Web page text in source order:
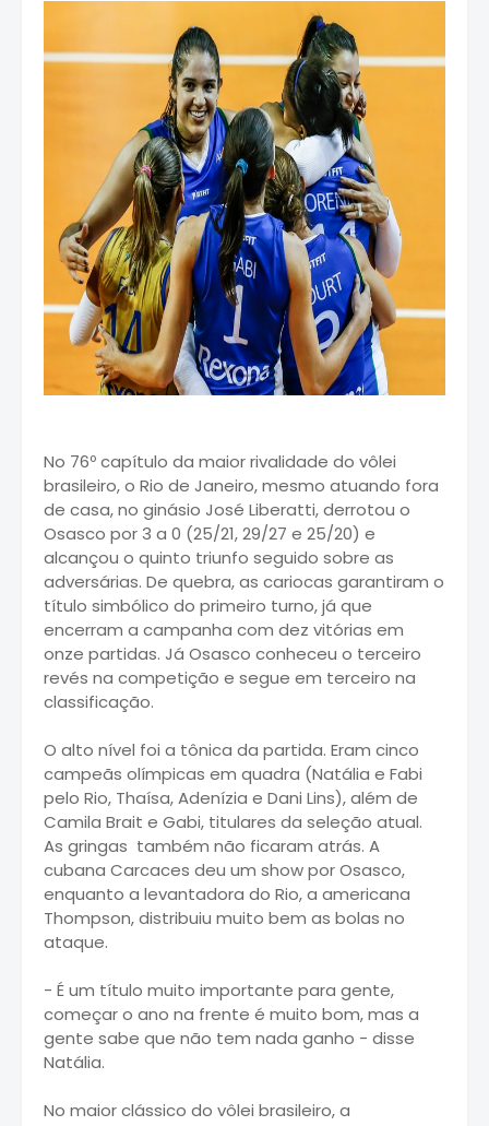
No 76º capítulo da maior rivalidade do vôlei
brasileiro, o Rio de Janeiro, mesmo atuando fora
de casa, no ginásio José Liberatti, derrotou o
Osasco por 3 a 0 (25/21, 29/27 e 25/20) e
alcançou o quinto triunfo seguido sobre as
adversárias. De quebra, as cariocas garantiram o
título simbólico do primeiro turno, já que
encerram a campanha com dez vitórias em
onze partidas. Já Osasco conheceu o terceiro
revés na competição e segue em terceiro na
classificação.
O alto nível foi a tônica da partida. Eram cinco
campeãs olímpicas em quadra (Natália e Fabi
pelo Rio, Thaísa, Adenízia e Dani Lins), além de
Camila Brait e Gabi, titulares da seleção atual.
As gringas também não ficaram atrás. A
cubana Carcaces deu um show por Osasco,
enquanto a levantadora do Rio, a americana
Thompson, distribuiu muito bem as bolas no
ataque.
- É um título muito importante para gente,
começar o ano na frente é muito bom, mas a
gente sabe que não tem nada ganho - disse
Natália.
No maior clássico do vôlei brasileiro, a